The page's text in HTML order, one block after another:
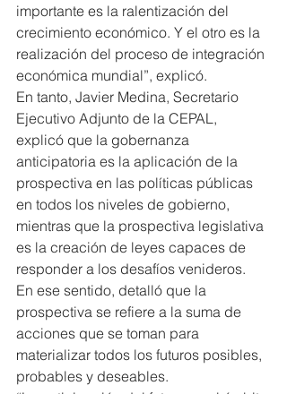
importante es la ralentización del
crecimiento económico. Y el otro es la
realización del proceso de integración
económica mundial”, explicó.
En tanto, Javier Medina, Secretario
Ejecutivo Adjunto de la CEPAL,
explicó que la gobernanza
anticipatoria es la aplicación de la
prospectiva en las políticas públicas
en todos los niveles de gobierno,
mientras que la prospectiva legislativa
es la creación de leyes capaces de
responder a los desafíos venideros.
En ese sentido, detalló que la
prospectiva se refiere a la suma de
acciones que se toman para
materializar todos los futuros posibles,
probables y deseables.